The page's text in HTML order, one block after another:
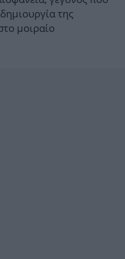
της
μοιραίο